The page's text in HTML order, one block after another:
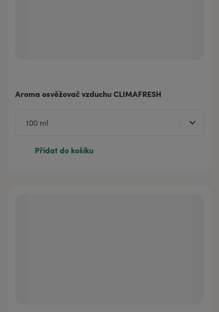
Aroma osvěžovač vzduchu CLIMAFRESH
Přidat do košíku